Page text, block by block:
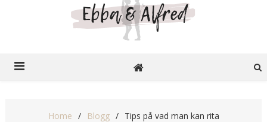
Home Blogg Tips på vad man kan rita